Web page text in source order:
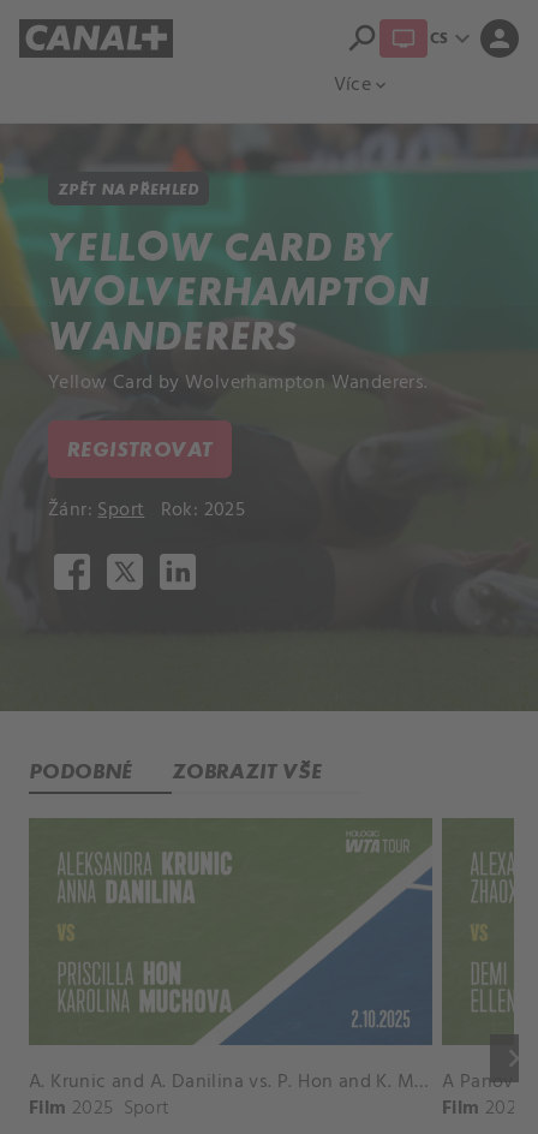
Více expand_more
search CS expand_more person
ZPĚT NA PŘEHLED
YELLOW CARD BY
WOLVERHAMPTON
WANDERERS
Yellow Card by Wolverhampton Wanderers.
REGISTROVAT
Žánr:Sport Rok: 2025
PODOBNÉ ZOBRAZIT VŠE
keyboard_arrow_right
A. Krunic and A. Danilina vs. P. Hon and K. Muchova Match Highlights - BEIJING_Capital Group Diamond ( October 02, 2025)
Film 2025 Sport Film 2026